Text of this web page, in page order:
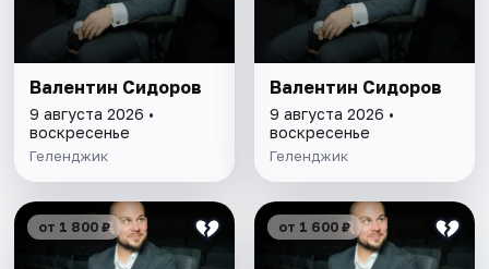
Валентин Сидоров
9 августа 2026 •
воскресенье
Геленджик
Валентин Сидоров
9 августа 2026 •
воскресенье
Геленджик
от 1 800 ₽ от 1 600 ₽